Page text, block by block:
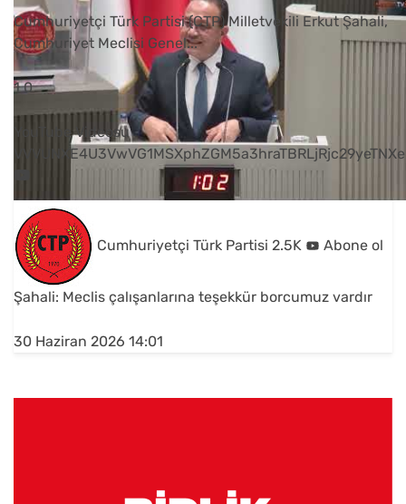
Cumhuriyetçi Türk Partisi (CTP) Milletvekili Erkut Şahali,
Cumhuriyet Meclisi Genel...
1 0
YouTube Videosu
Cumhuriyetçi Türk Partisi 2.5K Abone ol
Şahali: Meclis çalışanlarına teşekkür borcumuz vardır
30 Haziran 2026 14:01